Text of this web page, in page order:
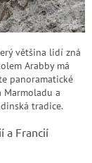
většina lidí zná
Arabby má
panoramatické
Marmoladu a
tradice.
a Francií